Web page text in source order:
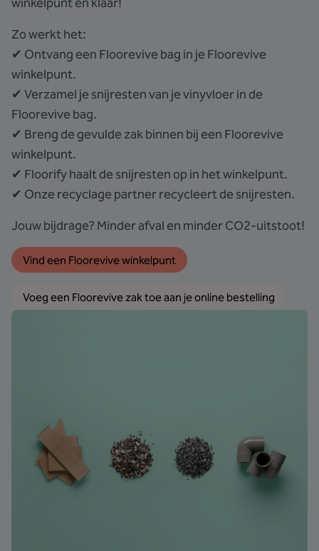
Zo werkt het:
✔ Ontvang een Floorevive bag in je Floorevive
winkelpunt.
✔ Verzamel je snijresten van je vinyvloer in de
Floorevive bag.
✔ Breng de gevulde zak binnen bij een Floorevive
winkelpunt.
✔ Floorify haalt de snijresten op in het winkelpunt.
✔ Onze recyclage partner recycleert de snijresten.
Jouw bijdrage? Minder afval en minder CO2-uitstoot!
Vind een Floorevive winkelpunt
Voeg een Floorevive zak toe aan je online bestelling